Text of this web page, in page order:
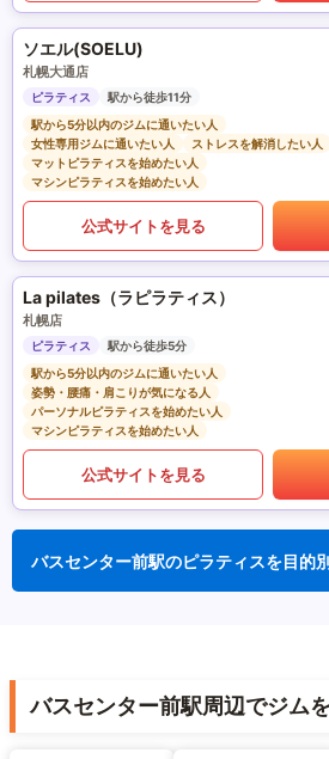
ソエル(SOELU)
札幌大通店
ピラティス
駅から徒歩11分
駅から5分以内のジムに通いたい人
女性専用ジムに通いたい人
ストレスを解消したい人
マットピラティスを始めたい人
マシンピラティスを始めたい人
公式サイトを見る
La pilates（ラピラティス）
札幌店
ピラティス
駅から徒歩5分
駅から5分以内のジムに通いたい人
姿勢・腰痛・肩こりが気になる人
パーソナルピラティスを始めたい人
マシンピラティスを始めたい人
公式サイトを見る
バスセンター前駅のピラティスを目的
バスセンター前駅周辺でジム